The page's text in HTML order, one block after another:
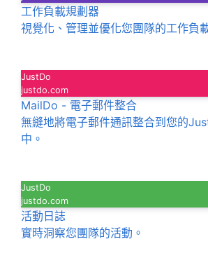
工作負載規劃器
視覺化、管理並優化您團隊的工作負
JustDo
justdo.com
MailDo - 電子郵件整合
無縫地將電子郵件通訊整合到您的
中。
JustDo
justdo.com
活動日誌
實時洞察您團隊的活動。